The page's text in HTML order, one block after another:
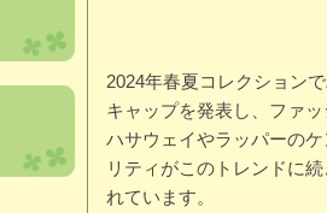
2024年春夏コレクション
キャップを発表し、ファ
ハサウェイやラッパーの
リティがこのトレンドに
れています。